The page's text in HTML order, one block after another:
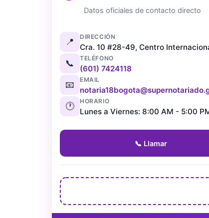
Datos oficiales de contacto directo
📍 DIRECCIÓN
Cra. 10 #28-49, Centro
📞 TELÉFONO
(601) 7424118
📧 EMAIL
🕐 HORARIO
Lunes a Viernes: 8:00 AM - 5:00
📞 Llamar